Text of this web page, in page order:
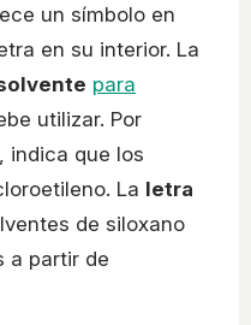
un símbolo en
en su interior. La
para
utilizar. Por
, indica que los
La letra
de siloxano
a partir de